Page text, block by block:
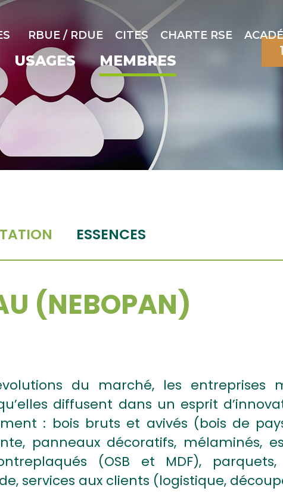
RBUE / RDUE CITES CHARTE RSE
USAGES MEMBRES
ESSENCES
(NEBOPAN)
du marché, les entreprises
diffusent dans un esprit
: bois bruts et avivés (bois de
panneaux décoratifs, mélaminés,
(OSB et MDF),
services aux clients (logistique,